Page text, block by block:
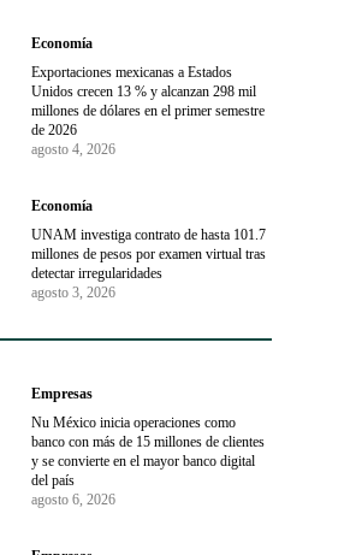
Economía
Exportaciones mexicanas a Estados
Unidos crecen 13 % y alcanzan 298 mil
millones de dólares en el primer semestre
de 2026
agosto 4, 2026
Economía
UNAM investiga contrato de hasta 101.7
millones de pesos por examen virtual tras
detectar irregularidades
agosto 3, 2026
Empresas
Nu México inicia operaciones como
banco con más de 15 millones de clientes
y se convierte en el mayor banco digital
del país
agosto 6, 2026